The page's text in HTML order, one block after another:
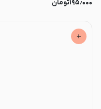
۱۹۵٫۰۰۰تومان